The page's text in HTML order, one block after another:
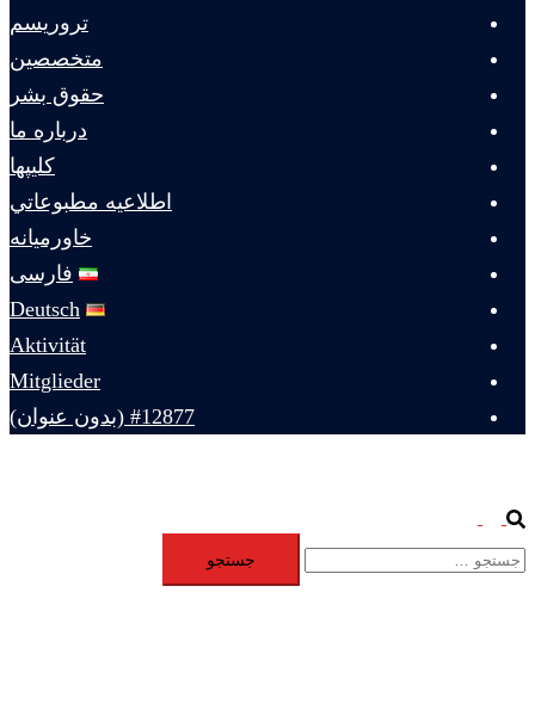
تروريسم
متخصصين
حقوق بشر
درباره ما
كليپها
اطلاعيه مطبوعاتي
خاورميانه
فارسی
Deutsch
Aktivität
Mitglieder
#12877 (بدون عنوان)
Search
menuجستجو
برای: